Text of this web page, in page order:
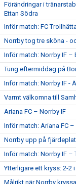
Förändringar i
Ettan Södra
Inför match: FC
Norrby tog tre sköna -
Inför match: Norrby IF –
Tung eftermiddag på
Inför match: Norrby IF -
Varmt välkomna till
Ariana FC – Norrby IF
Inför match: Ariana FC –
Norrby upp på
Inför match: Norrby IF –
Ytterligare ett kryss: 2-2
Målrikt när Norrby